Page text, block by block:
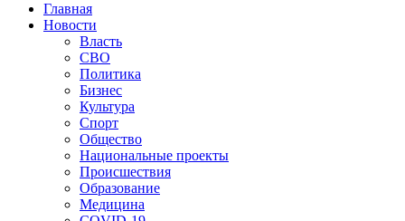
Главная
Новости
Власть
СВО
Политика
Бизнес
Культура
Спорт
Общество
Национальные проекты
Происшествия
Образование
Медицина